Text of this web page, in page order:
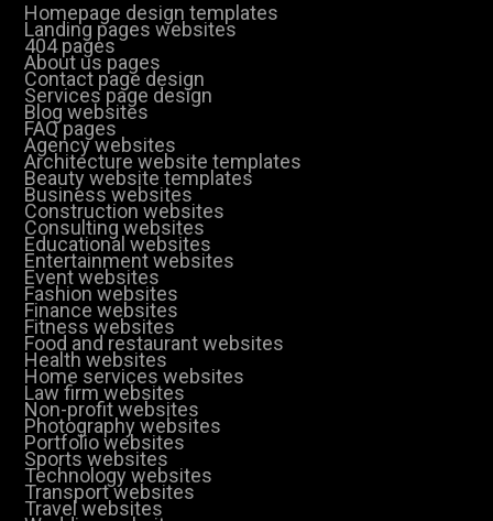
Homepage design templates
Landing pages websites
404 pages
About us pages
Contact page design
Services page design
Blog websites
FAQ pages
Agency websites
Architecture website templates
Beauty website templates
Business websites
Construction websites
Consulting websites
Educational websites
Entertainment websites
Event websites
Fashion websites
Finance websites
Fitness websites
Food and restaurant websites
Health websites
Home services websites
Law firm websites
Non-profit websites
Photography websites
Portfolio websites
Sports websites
Technology websites
Transport websites
Travel websites